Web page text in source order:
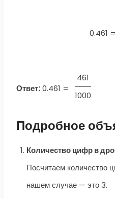
0.461 =
Ответ: 0.461 =
461
1000
Подробное
Количество цифр в
Посчитаем количество
нашем случае — это 3.